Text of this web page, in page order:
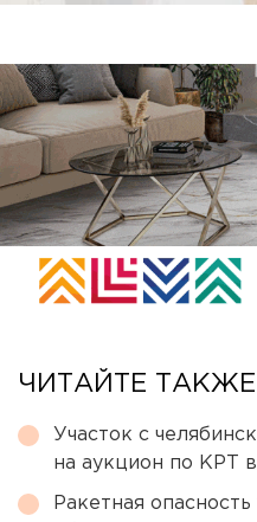
ЧИТАЙТЕ
Участок с
на аукцион по КРТ
Ракетная